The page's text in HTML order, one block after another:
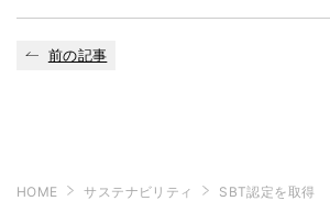
前の記事
HOME サステナビリティ SBT認定を取得